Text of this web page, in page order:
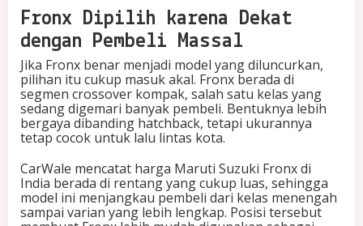
Fronx Dipilih karena Dekat
dengan Pembeli Massal
Jika Fronx benar menjadi model yang diluncurkan,
pilihan itu cukup masuk akal. Fronx berada di
segmen crossover kompak, salah satu kelas yang
sedang digemari banyak pembeli. Bentuknya lebih
bergaya dibanding hatchback, tetapi ukurannya
tetap cocok untuk lalu lintas kota.
CarWale mencatat harga Maruti Suzuki Fronx di
India berada di rentang yang cukup luas, sehingga
model ini menjangkau pembeli dari kelas menengah
sampai varian yang lebih lengkap. Posisi tersebut